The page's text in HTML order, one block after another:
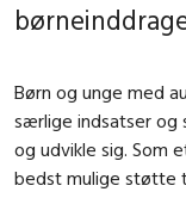
Børn og unge med
særlige indsatser og
og udvikle sig. Som
bedst mulige støtte